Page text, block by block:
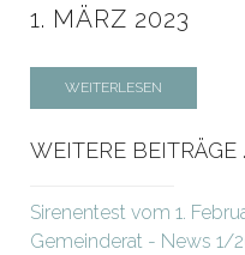
1. MÄRZ 2023
WEITERLESEN
WEITERE BEITRÄGE
Sirenentest vom 1.
Gemeinderat - News 1/